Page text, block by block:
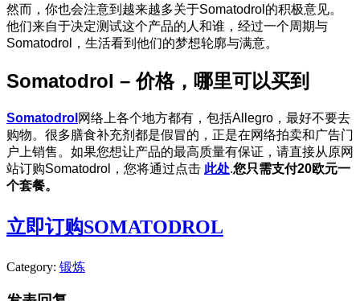
然而，你也会注意到越来越多关于Somatodrol的积极意见。
他们来自于决定测试这个产品的人和谁，经过一个周期与
Somatodrol，生活看到他们的梦想轮廓与满意。
Somatodrol – 价格，哪里可以买到
Somatodrol 网络上各个地方都有，包括Allegro，最好不要去
购物。很多膳食补充剂都是假冒的，正是在网络拍卖和广告门
户上销售。如果您想让产品的最高质量有保证，请直接从原网
站订购Somatodrol，您将通过点击 此处.您只需支付20欧元一
个套餐。
立即订购SOMATODROL
Category: 锻炼